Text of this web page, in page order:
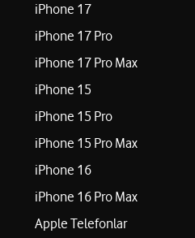
iPhone 17
iPhone 17 Pro
iPhone 17 Pro Max
iPhone 15
iPhone 15 Pro
iPhone 15 Pro Max
iPhone 16
iPhone 16 Pro Max
Apple Telefonlar